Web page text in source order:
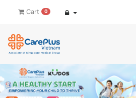
Cart 0